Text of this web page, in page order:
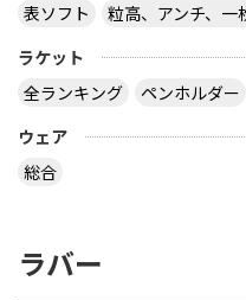
表ソフト
粒高、アンチ、一
ラケット
全ランキング
ペンホルダー
ウェア
総合
ラバー